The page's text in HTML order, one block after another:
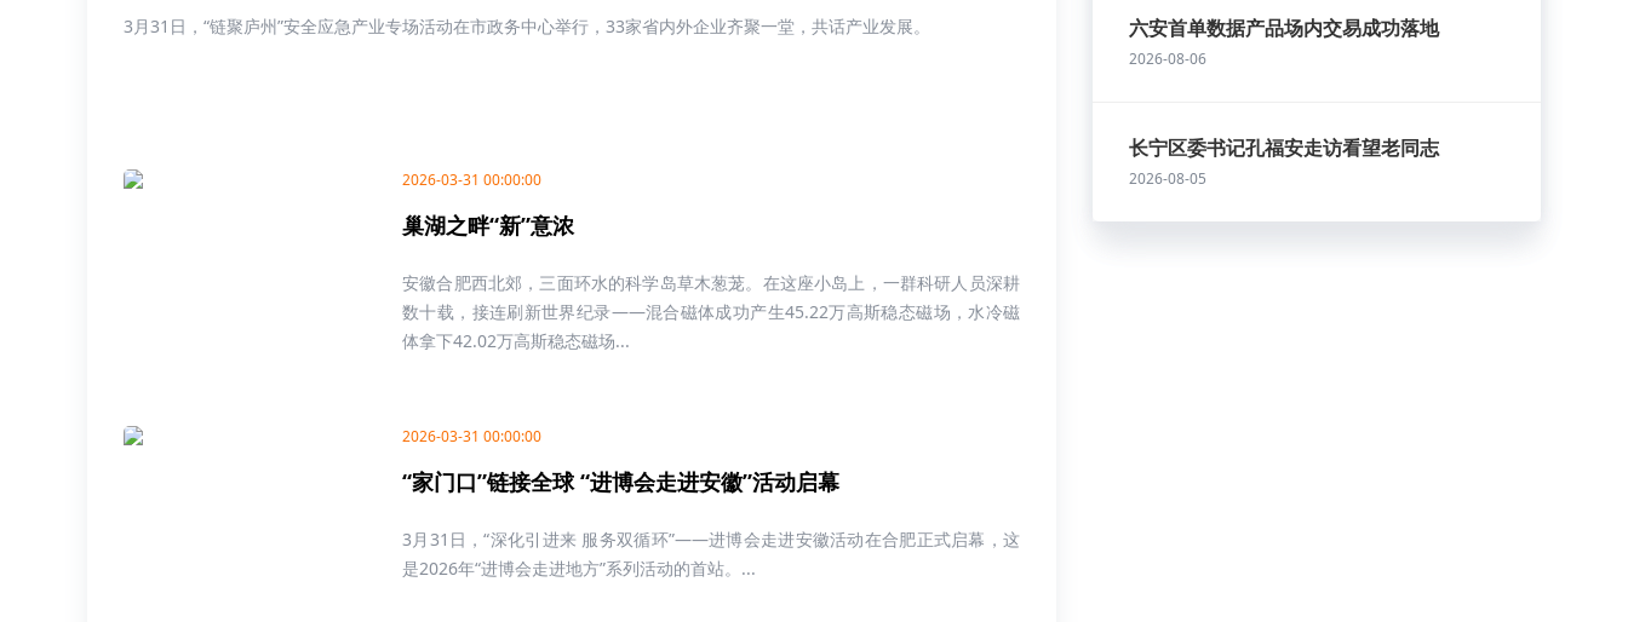
3月31日，“链聚庐州”安全应急产业专场活动在市政务中心举行，33家省内外企业齐聚一堂，共话产业发展。
2026-03-31 00:00:00
巢湖之畔“新”意浓
安徽合肥西北郊，三面环水的科学岛草木葱茏。在这座小岛上，一群科研人员深耕
数十载，接连刷新世界纪录——混合磁体成功产生45.22万高斯稳态磁场，水冷磁
体拿下42.02万高斯稳态磁场...
2026-03-31 00:00:00
“家门口”链接全球 “进博会走进安徽”活动启幕
3月31日，“深化引进来 服务双循环”——进博会走进安徽活动在合肥正式启幕，这
是2026年“进博会走进地方”系列活动的首站。...
六安首单数据产品场内交易成功落地
2026-08-06
长宁区委书记孔福安走访看望老同志
2026-08-05